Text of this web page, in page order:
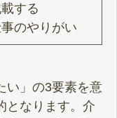
する
のやりがい
い」の3要素を意
となります。介